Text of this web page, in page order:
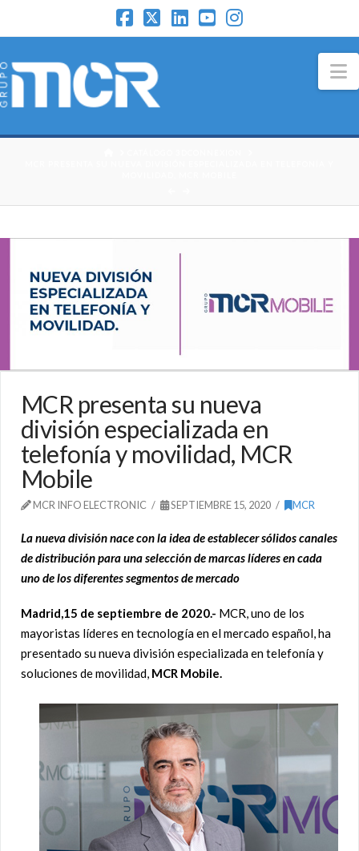
MCR presenta su nueva
división especializada en
telefonía y movilidad, MCR
Mobile
MCR INFO ELECTRONIC SEPTIEMBRE 15, 2020 MCR
La nueva división nace con la idea de establecer sólidos canales
de distribución para una selección de marcas líderes en cada
uno de los diferentes segmentos de mercado
Madrid,15 de septiembre de 2020.- MCR, uno de los
mayoristas líderes en tecnología en el mercado español, ha
presentado su nueva división especializada en telefonía y
soluciones de movilidad, MCR Mobile.